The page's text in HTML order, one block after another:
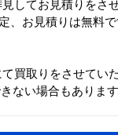
してお見積りをさ
、お見積りは無料で
買取りをさせてい
ない場合もあります